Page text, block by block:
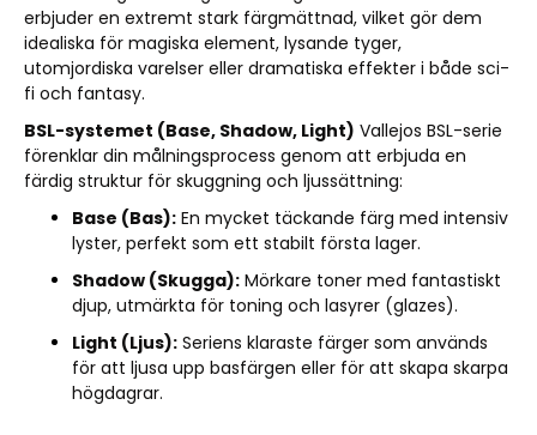
erbjuder en extremt stark färgmättnad, vilket gör dem
idealiska för magiska element, lysande tyger,
utomjordiska varelser eller dramatiska effekter i både sci-
fi och fantasy.
BSL-systemet (Base, Shadow, Light) Vallejos BSL-serie
förenklar din målningsprocess genom att erbjuda en
färdig struktur för skuggning och ljussättning:
Base (Bas): En mycket täckande färg med intensiv
lyster, perfekt som ett stabilt första lager.
Shadow (Skugga): Mörkare toner med fantastiskt
djup, utmärkta för toning och lasyrer (glazes).
Light (Ljus): Seriens klaraste färger som används
för att ljusa upp basfärgen eller för att skapa skarpa
högdagrar.